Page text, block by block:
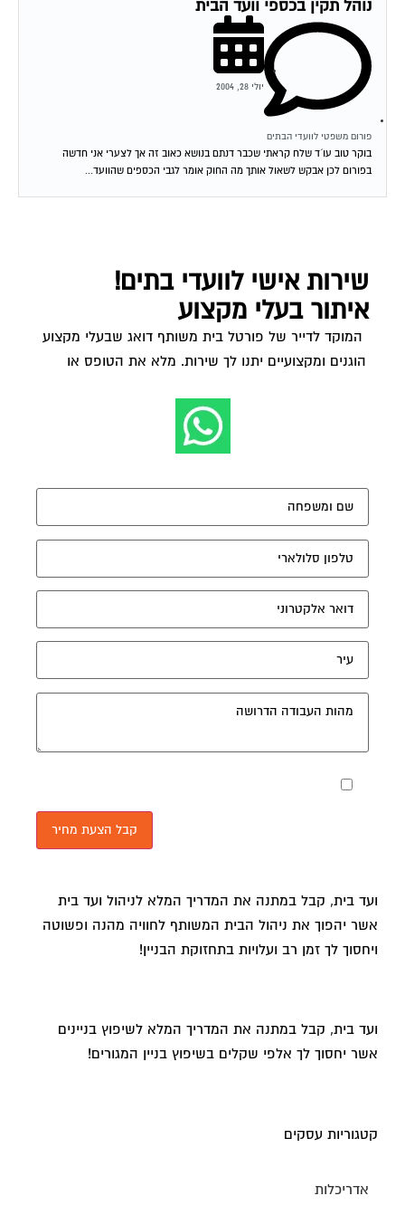
נוהל תקין בכספי וועד הבית
פורום משפטי לוועדי הבתים
יולי 28, 2004
בוקר טוב עו´ד שלח קראתי שכבר דנתם בנושא כאוב זה אך לצערי אני חדשה
בפורום לכן אבקש לשאול אותך מה החוק אומר לגבי הכספים שהוועד...
שירות אישי לוועדי בתים!
איתור בעלי מקצוע
המוקד לדייר של פורטל בית משותף דואג שבעלי מקצוע
הוגנים ומקצועיים יתנו לך שירות. מלא את הטופס או
ועד בית, קבל במתנה את המדריך המלא לניהול ועד בית
אשר יהפוך את ניהול הבית המשותף לחוויה מהנה ופשוטה
ויחסוך לך זמן רב ועלויות בתחזוקת הבניין!
ועד בית, קבל במתנה את המדריך המלא לשיפוץ בניינים
אשר יחסוך לך אלפי שקלים בשיפוץ בניין המגורים!
קטגוריות עסקים
אדריכלות